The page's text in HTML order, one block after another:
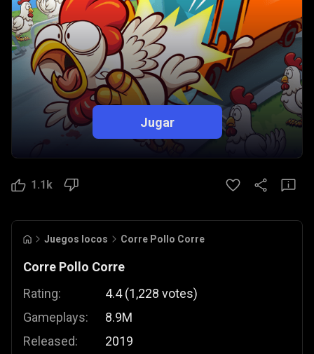
Jugar
1.1k
Juegos locos Corre Pollo Corre
Corre Pollo Corre
Rating:
Gameplays:
Released:
4.4 (1,228 votes)
8.9M
2019